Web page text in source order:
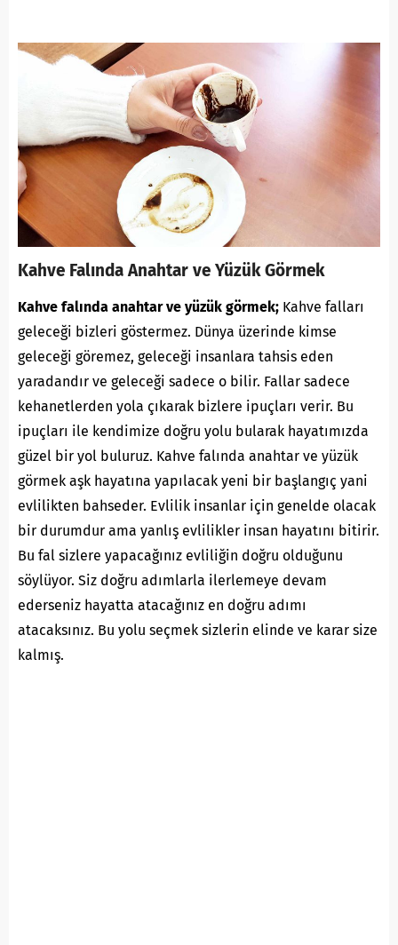
Kahve Falında Anahtar ve Yüzük Görmek
Kahve falında anahtar ve yüzük görmek; Kahve falları
geleceği bizleri göstermez. Dünya üzerinde kimse
geleceği göremez, geleceği insanlara tahsis eden
yaradandır ve geleceği sadece o bilir. Fallar sadece
kehanetlerden yola çıkarak bizlere ipuçları verir. Bu
ipuçları ile kendimize doğru yolu bularak hayatımızda
güzel bir yol buluruz. Kahve falında anahtar ve yüzük
görmek aşk hayatına yapılacak yeni bir başlangıç yani
evlilikten bahseder. Evlilik insanlar için genelde olacak
bir durumdur ama yanlış evlilikler insan hayatını bitirir.
Bu fal sizlere yapacağınız evliliğin doğru olduğunu
söylüyor. Siz doğru adımlarla ilerlemeye devam
ederseniz hayatta atacağınız en doğru adımı
atacaksınız. Bu yolu seçmek sizlerin elinde ve karar size
kalmış.